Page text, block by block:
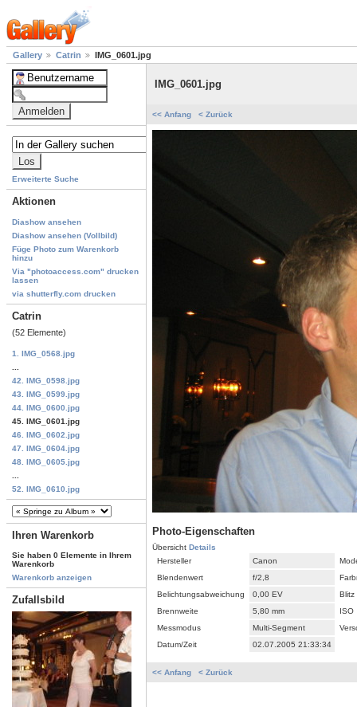
Gallery Catrin IMG_0601.jpg
Erweiterte Suche
Aktionen
Diashow ansehen
Diashow ansehen (Vollbild)
Füge Photo zum Warenkorb
hinzu
Via "photoaccess.com" drucken
lassen
via shutterfly.com drucken
Catrin
(52 Elemente)
1. IMG_0568.jpg
42. IMG_0598.jpg
43. IMG_0599.jpg
44. IMG_0600.jpg
45. IMG_0601.jpg
46. IMG_0602.jpg
47. IMG_0604.jpg
48. IMG_0605.jpg
52. IMG_0610.jpg
Ihren Warenkorb
Sie haben 0 Elemente in Ihrem
Warenkorb
Warenkorb anzeigen
Zufallsbild
IMG_0601.jpg
<< Anfang < Zurück
Photo-Eigenschaften
Übersicht Details
Hersteller
Canon
Blendenwert
f/2,8
Belichtungsabweichung
0,00 EV
Blitz
Brennweite
5,80 mm
ISO
Messmodus
Multi-Segment
Datum/Zeit
02.07.2005 21:33:34
<< Anfang < Zurück